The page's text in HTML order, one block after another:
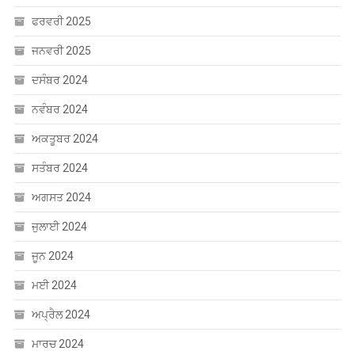
ਫਰਵਰੀ 2025
ਜਨਵਰੀ 2025
ਦਸੰਬਰ 2024
ਨਵੰਬਰ 2024
ਅਕਤੂਬਰ 2024
ਸਤੰਬਰ 2024
ਅਗਸਤ 2024
ਜੁਲਾਈ 2024
ਜੂਨ 2024
ਮਈ 2024
ਅਪ੍ਰੈਲ 2024
ਮਾਰਚ 2024